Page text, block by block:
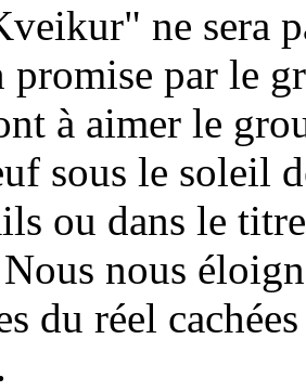
ne sera
par le
à aimer le
sous le soleil
ou dans le
nous
du réel